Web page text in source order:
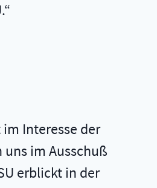
Interesse der
im Ausschuß
erblickt in der